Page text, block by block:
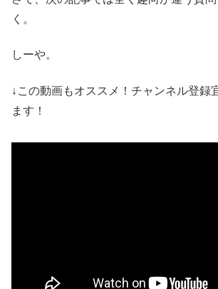
く。
しーや。
↓この動画もオススメ！チャンネル登録
ます！